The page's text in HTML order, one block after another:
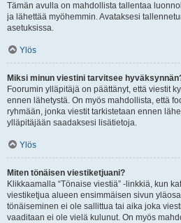
Tämän avulla on mahdollista tallentaa
ja lähettää myöhemmin. Avataksesi
asetuksissa.
Ylös
Miksi minun viestini tarvitsee
Foorumin ylläpitäjä on päättänyt, että viestit
ennen lähetystä. On myös mahdollista, että
ryhmään, jonka viestit tarkistetaan ennen
ylläpitäjään saadaksesi lisätietoja.
Ylös
Miten tönäisen viestiketjuani?
Klikkaamalla “Tönaise viestiä” -linkkiä, kun
viestiketjua alueen ensimmäisen sivun
tönäiseminen ei ole sallittua tai aika joka
vaaditaan ei ole vielä kulunut. On myös